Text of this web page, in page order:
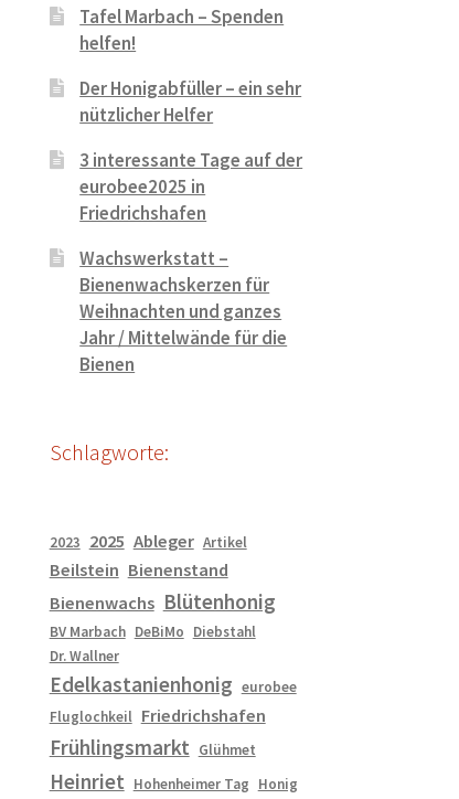
Tafel Marbach – Spenden
helfen!
Der Honigabfüller – ein sehr
nützlicher Helfer
3 interessante Tage auf der
eurobee2025 in
Friedrichshafen
Wachswerkstatt –
Bienenwachskerzen für
Weihnachten und ganzes
Jahr / Mittelwände für die
Bienen
Schlagworte:
2023 2025 Ableger Artikel
Beilstein Bienenstand
Bienenwachs Blütenhonig
BV Marbach DeBiMo Diebstahl
Dr. Wallner
Edelkastanienhonig eurobee
Fluglochkeil Friedrichshafen
Frühlingsmarkt Glühmet
Heinriet Hohenheimer Tag Honig